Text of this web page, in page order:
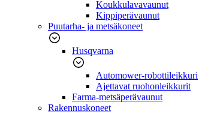
Koukkulavavaunut
Kippiperävaunut
Puutarha- ja metsäkoneet
Husqvarna
Automower-robottileikkuri
Ajettavat ruohonleikkurit
Farma-metsäperävaunut
Rakennuskoneet